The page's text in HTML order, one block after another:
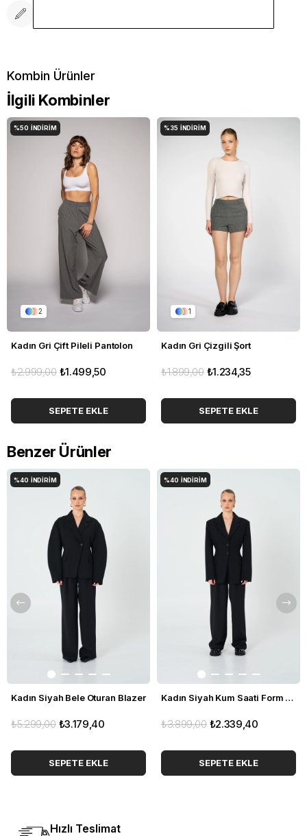
İlgili Kombinler
2
Kadın Gri Çift Pileli Pantolon
₺1.499,50
₺2.999,00
SEPETE EKLE
%50 İNDIRIM
1
Kadın Gri Çizgili Şort
₺1.234,35
₺1.899,00
SEPETE EKLE
%35 İNDIRIM
Benzer Ürünler
Kadın Siyah Bele Oturan Blazer
₺3.179,40
₺5.299,00
SEPETE EKLE
%40 İNDIRIM
Kadın Siyah Kum Saati Form Blazer
₺2.339,40
₺3.899,00
SEPETE EKLE
%40 İNDIRIM
Hızlı Teslimat